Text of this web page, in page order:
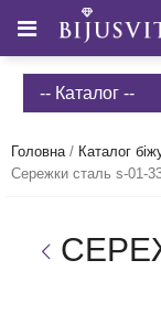
-- Каталог --
Головна/ Каталог
Сережки сталь s-01-